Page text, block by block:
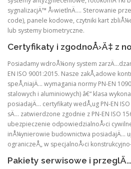
sygnalizacjÄ™ Å›wietlnÄ…. Sterowanie
code), panele kodowe, czytniki kart
lub systemy biometryczne.
Certyfikaty i zgodnoÅ›Ä‡ z
Posiadamy wdroÅ¼ony system
EN ISO 9001:2015. Nasze zakÅ‚adowe
speÅ‚niajÄ… wymagania normy PN-EN
stalowych i aluminiowych) â€“ klasa
posiadajÄ… certyfikaty wedÅ‚ug PN-EN
sÄ… zatwierdzone zgodnie z PN-EN ISO
ubezpieczenie odpowiedzialnoÅ›ci
inÅ¼ynierowie budownictwa posiadajÄ…
ograniczeÅ„ w specjalnoÅ›ci
Pakiety serwisowe i